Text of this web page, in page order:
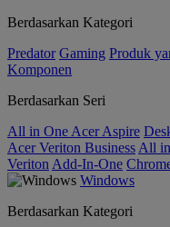
Berdasarkan Kategori
Predator Gaming Produk
Komponen
Berdasarkan Seri
All in One Acer Aspire
Acer Veriton Business All
Veriton Add-In-One
Windows
Berdasarkan Kategori